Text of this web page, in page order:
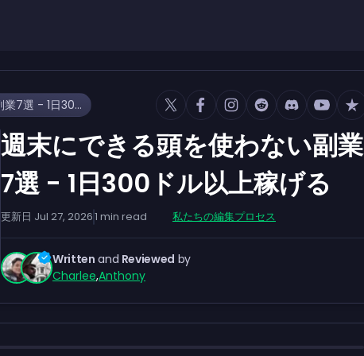
週末にできる頭を使わない副業7選 - 1日300ドル以上稼げる
週末にできる頭を使わない副業
7選 - 1日300ドル以上稼げる
更新日 Jul 27, 20261 min read 私たちの編集プロセス
Written and Reviewed by
Charlee,Anthony